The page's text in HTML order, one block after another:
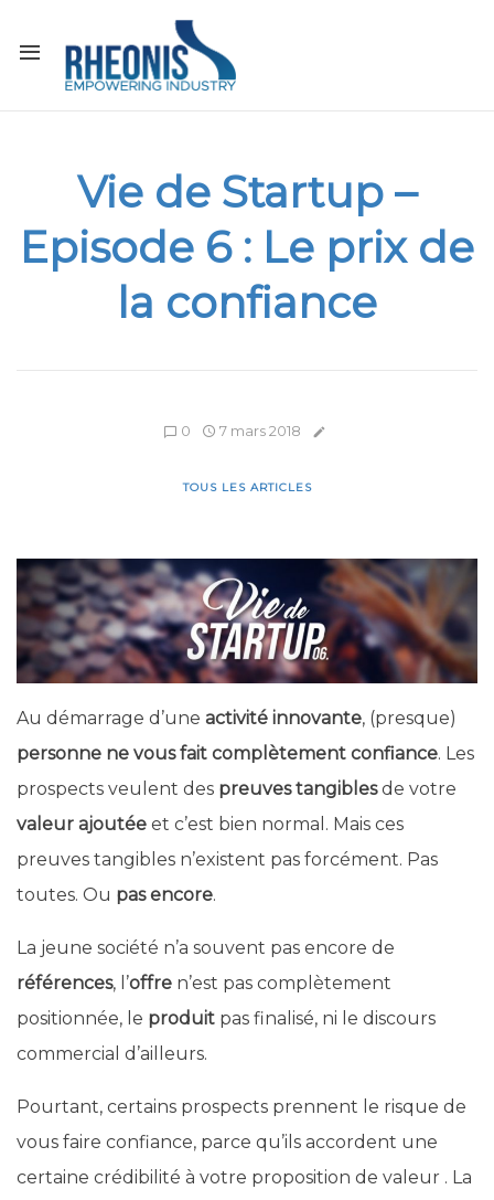
Vie de Startup –
Episode 6 : Le prix de
la confiance
0 7 mars 2018
TOUS LES ARTICLES
Au démarrage d’une activité innovante, (presque)
personne ne vous fait complètement confiance. Les
prospects veulent des preuves tangiblesde votre
valeur ajoutée et c’est bien normal. Mais ces
preuves tangibles n’existent pas forcément. Pas
toutes. Ou pas encore.
La jeune société n’a souvent pas encore de
références, l’offre n’est pas complètement
positionnée, le produit pas finalisé, ni le discours
commercial d’ailleurs.
Pourtant, certains prospects prennent le risque de
vous faire confiance, parce qu’ils accordent une
certaine crédibilité à votre proposition de valeur . La